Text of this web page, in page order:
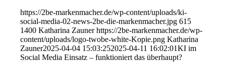
https://2be-markenmacher.de/wp-content/uploads/ki-
social-media-02-news-2be-die-markenmacher.jpg 615
1400 Katharina Zauner https://2be-markenmacher.de/wp-
content/uploads/logo-twobe-white-Kopie.png Katharina
Zauner2025-04-04 15:03:252025-04-11 16:02:01KI im
Social Media Einsatz – funktioniert das überhaupt?